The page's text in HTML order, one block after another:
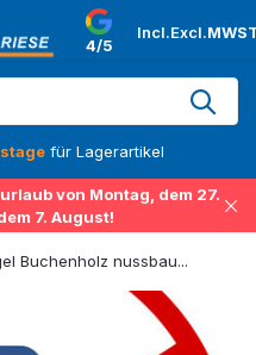
4/5
Incl.Excl.
für Lagerartikel
von Montag, dem 27.
7. August!
Buchenholz nussbau...